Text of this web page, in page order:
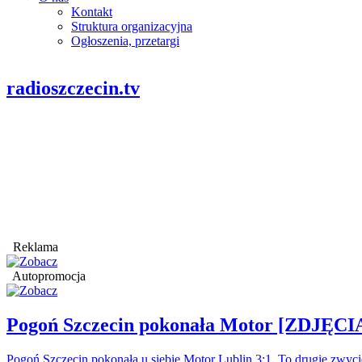
Kontakt
Struktura organizacyjna
Ogłoszenia, przetargi
radioszczecin.tv
Reklama
Autopromocja
Pogoń Szczecin pokonała Motor
Pogoń Szczecin pokonała u siebie Motor Lublin 3:1. To drugie